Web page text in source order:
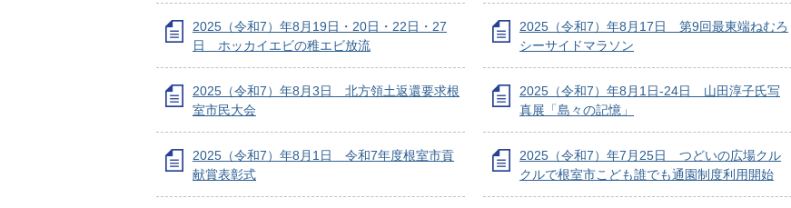
2025（令和7）年8月19日・20日・22日・27
日 ホッカイエビの稚エビ放流
2025（令和7）年8月17日 第9回最東端ねむろ
シーサイドマラソン
2025（令和7）年8月3日 北方領土返還要求根
室市民大会
2025（令和7）年8月1日-24日 山田淳子氏写
真展「島々の記憶」
2025（令和7）年8月1日 令和7年度根室市貢
献賞表彰式
2025（令和7）年7月25日 つどいの広場クル
クルで根室市こども誰でも通園制度利用開始